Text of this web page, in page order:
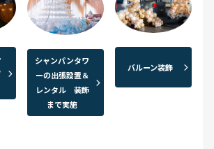
シャンパンタワ
ーの出張設置＆
レンタル 装飾
まで実施
バルーン装飾